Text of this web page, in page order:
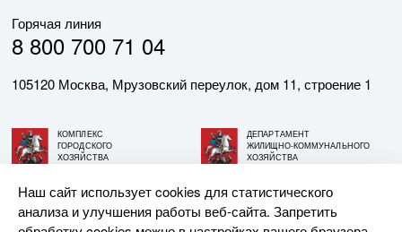
Горячая линия
8 800 700 71 04
105120 Москва, Мрузовский переулок, дом 11, строение 1
КОМПЛЕКС
ГОРОДСКОГО
ХОЗЯЙСТВА
ДЕПАРТАМЕНТ
ЖИЛИЩНО-КОММУНАЛЬНОГО
ХОЗЯЙСТВА
© АО «МОСГАЗ», 2026. При использовании материалов
Наш сайт использует cookies для статистического
анализа и улучшения работы веб-сайта. Запретить